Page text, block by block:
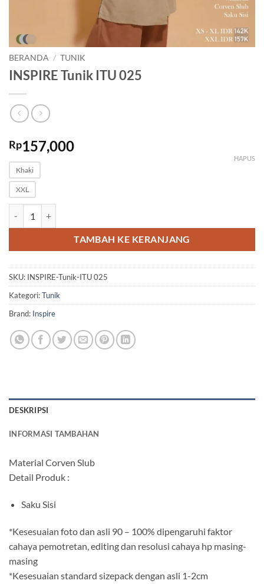
BERANDA / TUNIK
INSPIRE Tunik ITU 025
Rp157,000
Khaki
XXL
HAPUS
TAMBAH KE KERANJANG
SKU: INSPIRE-Tunik-ITU 025
Kategori:Tunik
Brand: Inspire
DESKRIPSI
INFORMASI TAMBAHAN
Material Corven Slub
Detail Produk :
Saku Sisi
*Kesesuaian foto dan asli 90 – 100% dipengaruhi faktor
cahaya pemotretan, editing dan resolusi cahaya hp masing-
masing
*Kesesuaian standard sizepack dengan asli 1-2cm